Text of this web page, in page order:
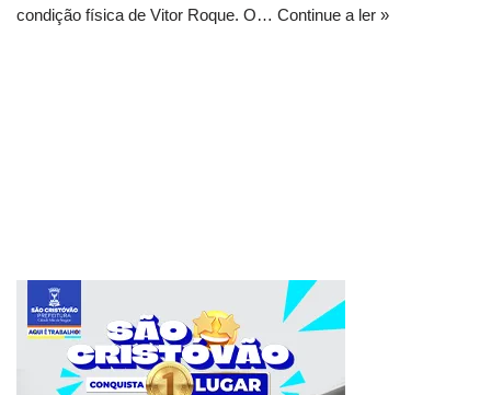
condição física de Vitor Roque. O… Continue a ler »